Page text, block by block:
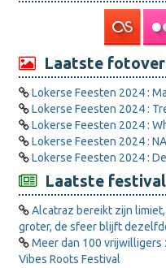
Laatste
Lokerse Feesten 2024 :
Lokerse Feesten 2024 :
Lokerse Feesten 2024 :
Lokerse Feesten 2024 :
Lokerse Feesten 2024 :
Laatste festival
Alcatraz bereikt zijn
groter, de sfeer blijft
Meer dan 100 vrijwilligers
Vibes Roots Festival